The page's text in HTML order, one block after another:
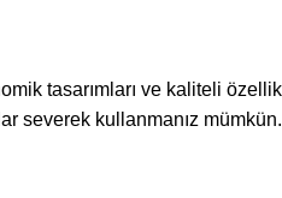
tasarımları ve kaliteli
severek kullanmanız